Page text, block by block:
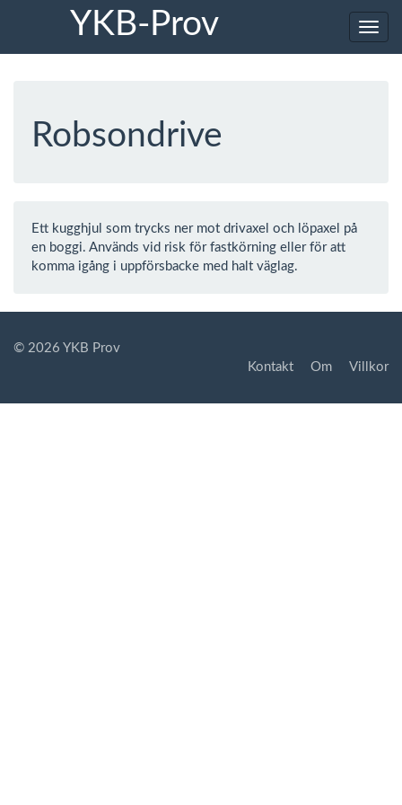
YKB-Prov
Robsondrive
Ett kugghjul som trycks ner mot drivaxel och löpaxel på
en boggi. Används vid risk för fastkörning eller för att
komma igång i uppförsbacke med halt väglag.
© 2026 YKB Prov
Kontakt
Om Villkor